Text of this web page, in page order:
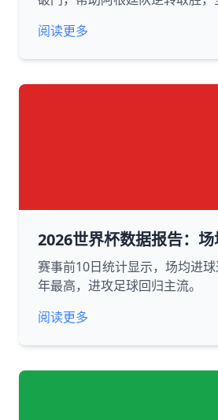
阅读更多
2026世界杯数据报告：
赛事前10日统计显示，场均进
年最高，进攻足球回归主流。
阅读更多